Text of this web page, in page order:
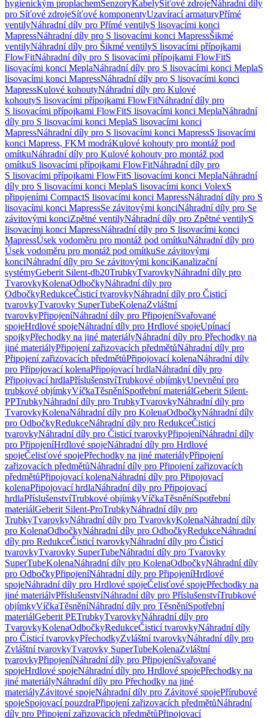
hygienickým proplachemSenzoryKabelySíťové zdrojeNáhradní díly
pro Síťové zdrojeSíťové komponentyUzavírací armaturyPřímé
ventilyNáhradní díly pro Přímé ventilyS lisovacími konci
MapressNáhradní díly pro S lisovacími konci MapressŠikmé
ventilyNáhradní díly pro Šikmé ventilyS lisovacími přípojkami
FlowFitNáhradní díly pro S lisovacími přípojkami FlowFitS
lisovacími konci MeplaNáhradní díly pro S lisovacími konci MeplaS
lisovacími konci MapressNáhradní díly pro S lisovacími konci
MapressKulové kohoutyNáhradní díly pro Kulové
kohoutyS lisovacími přípojkami FlowFitNáhradní díly pro
S lisovacími přípojkami FlowFitS lisovacími konci MeplaNáhradní
díly pro S lisovacími konci MeplaS lisovacími konci
MapressNáhradní díly pro S lisovacími konci MapressS lisovacími
konci Mapress, FKM modráKulové kohouty pro montáž pod
omítkuNáhradní díly pro Kulové kohouty pro montáž pod
omítkuS lisovacími přípojkami FlowFitNáhradní díly pro
S lisovacími přípojkami FlowFitS lisovacími konci MeplaNáhradní
díly pro S lisovacími konci MeplaS lisovacími konci VolexS
připojeními CompactS lisovacími konci MapressNáhradní díly pro S
lisovacími konci MapressSe závitovými konciNáhradní díly pro Se
závitovými konciZpětné ventilyNáhradní díly pro Zpětné ventilyS
lisovacími konci MapressNáhradní díly pro S lisovacími konci
MapressÚsek vodoměru pro montáž pod omítkuNáhradní díly pro
Úsek vodoměru pro montáž pod omítkuSe závitovými
konciNáhradní díly pro Se závitovými konciKanalizační
systémyGeberit Silent-db20TrubkyTvarovkyNáhradní díly pro
TvarovkyKolenaOdbočkyNáhradní díly pro
OdbočkyRedukceČisticí tvarovkyNáhradní díly pro Čisticí
tvarovkyTvarovky SuperTubeKolenaZvláštní
tvarovkyPřipojeníNáhradní díly pro PřipojeníSvařované
spojeHrdlové spojeNáhradní díly pro Hrdlové spojeUpínací
spojkyPřechodky na jiné materiályNáhradní díly pro Přechodky na
jiné materiályPřipojení zařizovacích předmětůNáhradní díly pro
Připojení zařizovacích předmětůPřipojovací kolenaNáhradní díly
pro Připojovací kolenaPřipojovací hrdlaNáhradní díly pro
Připojovací hrdlaPříslušenstvíTrubkové objímkyUpevnění pro
trubkové objímkyVíčkaTěsněníSpotřební materiálGeberit Silent-
PPTrubkyNáhradní díly pro TrubkyTvarovkyNáhradní díly pro
TvarovkyKolenaNáhradní díly pro KolenaOdbočkyNáhradní díly
pro OdbočkyRedukceNáhradní díly pro RedukceČisticí
tvarovkyNáhradní díly pro Čisticí tvarovkyPřipojeníNáhradní díly
pro PřipojeníHrdlové spojeNáhradní díly pro Hrdlové
spojeČelisťové spojePřechodky na jiné materiályPřipojení
zařizovacích předmětůNáhradní díly pro Připojení zařizovacích
předmětůPřipojovací kolenaNáhradní díly pro Připojovací
kolenaPřipojovací hrdlaNáhradní díly pro Připojovací
hrdlaPříslušenstvíTrubkové objímkyVíčkaTěsněníSpotřební
materiálGeberit Silent-ProTrubkyNáhradní díly pro
TrubkyTvarovkyNáhradní díly pro TvarovkyKolenaNáhradní díly
pro KolenaOdbočkyNáhradní díly pro OdbočkyRedukceNáhradní
díly pro RedukceČisticí tvarovkyNáhradní díly pro Čisticí
tvarovkyTvarovky SuperTubeNáhradní díly pro Tvarovky
SuperTubeKolenaNáhradní díly pro KolenaOdbočkyNáhradní díly
pro OdbočkyPřipojeníNáhradní díly pro PřipojeníHrdlové
spojeNáhradní díly pro Hrdlové spojeČelisťové spojePřechodky na
jiné materiályPříslušenstvíNáhradní díly pro PříslušenstvíTrubkové
objímkyVíčkaTěsněníNáhradní díly pro TěsněníSpotřební
materiálGeberit PETrubkyTvarovkyNáhradní díly pro
TvarovkyKolenaOdbočkyRedukceČisticí tvarovkyNáhradní díly
pro Čisticí tvarovkyPřechodkyZvláštní tvarovkyNáhradní díly pro
Zvláštní tvarovkyTvarovky SuperTubeKolenaZvláštní
tvarovkyPřipojeníNáhradní díly pro PřipojeníSvařované
spojeHrdlové spojeNáhradní díly pro Hrdlové spojePřechodky na
jiné materiályNáhradní díly pro Přechodky na jiné
materiályZávitové spojeNáhradní díly pro Závitové spojePřírubové
spojeSpojovací pouzdraPřipojení zařizovacích předmětůNáhradní
díly pro Připojení zařizovacích předmětůPřipojovací